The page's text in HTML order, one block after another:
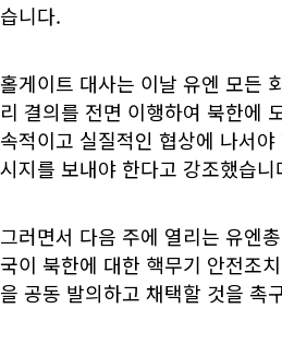
습니다.
홀게이트 대사는 이날 유엔 모든
리 결의를 전면 이행하여 북한에
속적이고 실질적인 협상에 나서
시지를 보내야 한다고 강조했습니
그러면서 다음 주에 열리는 유엔
국이 북한에 대한 핵무기 안전조
을 공동 발의하고 채택할 것을 촉